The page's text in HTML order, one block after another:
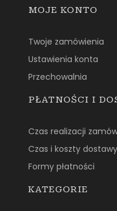
MOJE KONTO
Twoje zamówienia
Ustawienia konta
Przechowalnia
PŁATNOŚCI I
Czas realizacji
Czas i koszty dostawy
Formy płatności
KATEGORIE